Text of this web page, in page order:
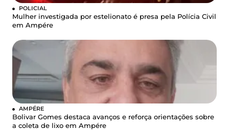
POLICIAL
Mulher investigada por estelionato é presa pela Polícia Civil
em Ampére
AMPÉRE
Bolivar Gomes destaca avanços e reforça orientações sobre
a coleta de lixo em Ampére